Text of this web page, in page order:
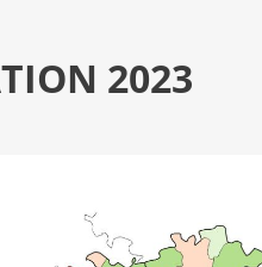
2023